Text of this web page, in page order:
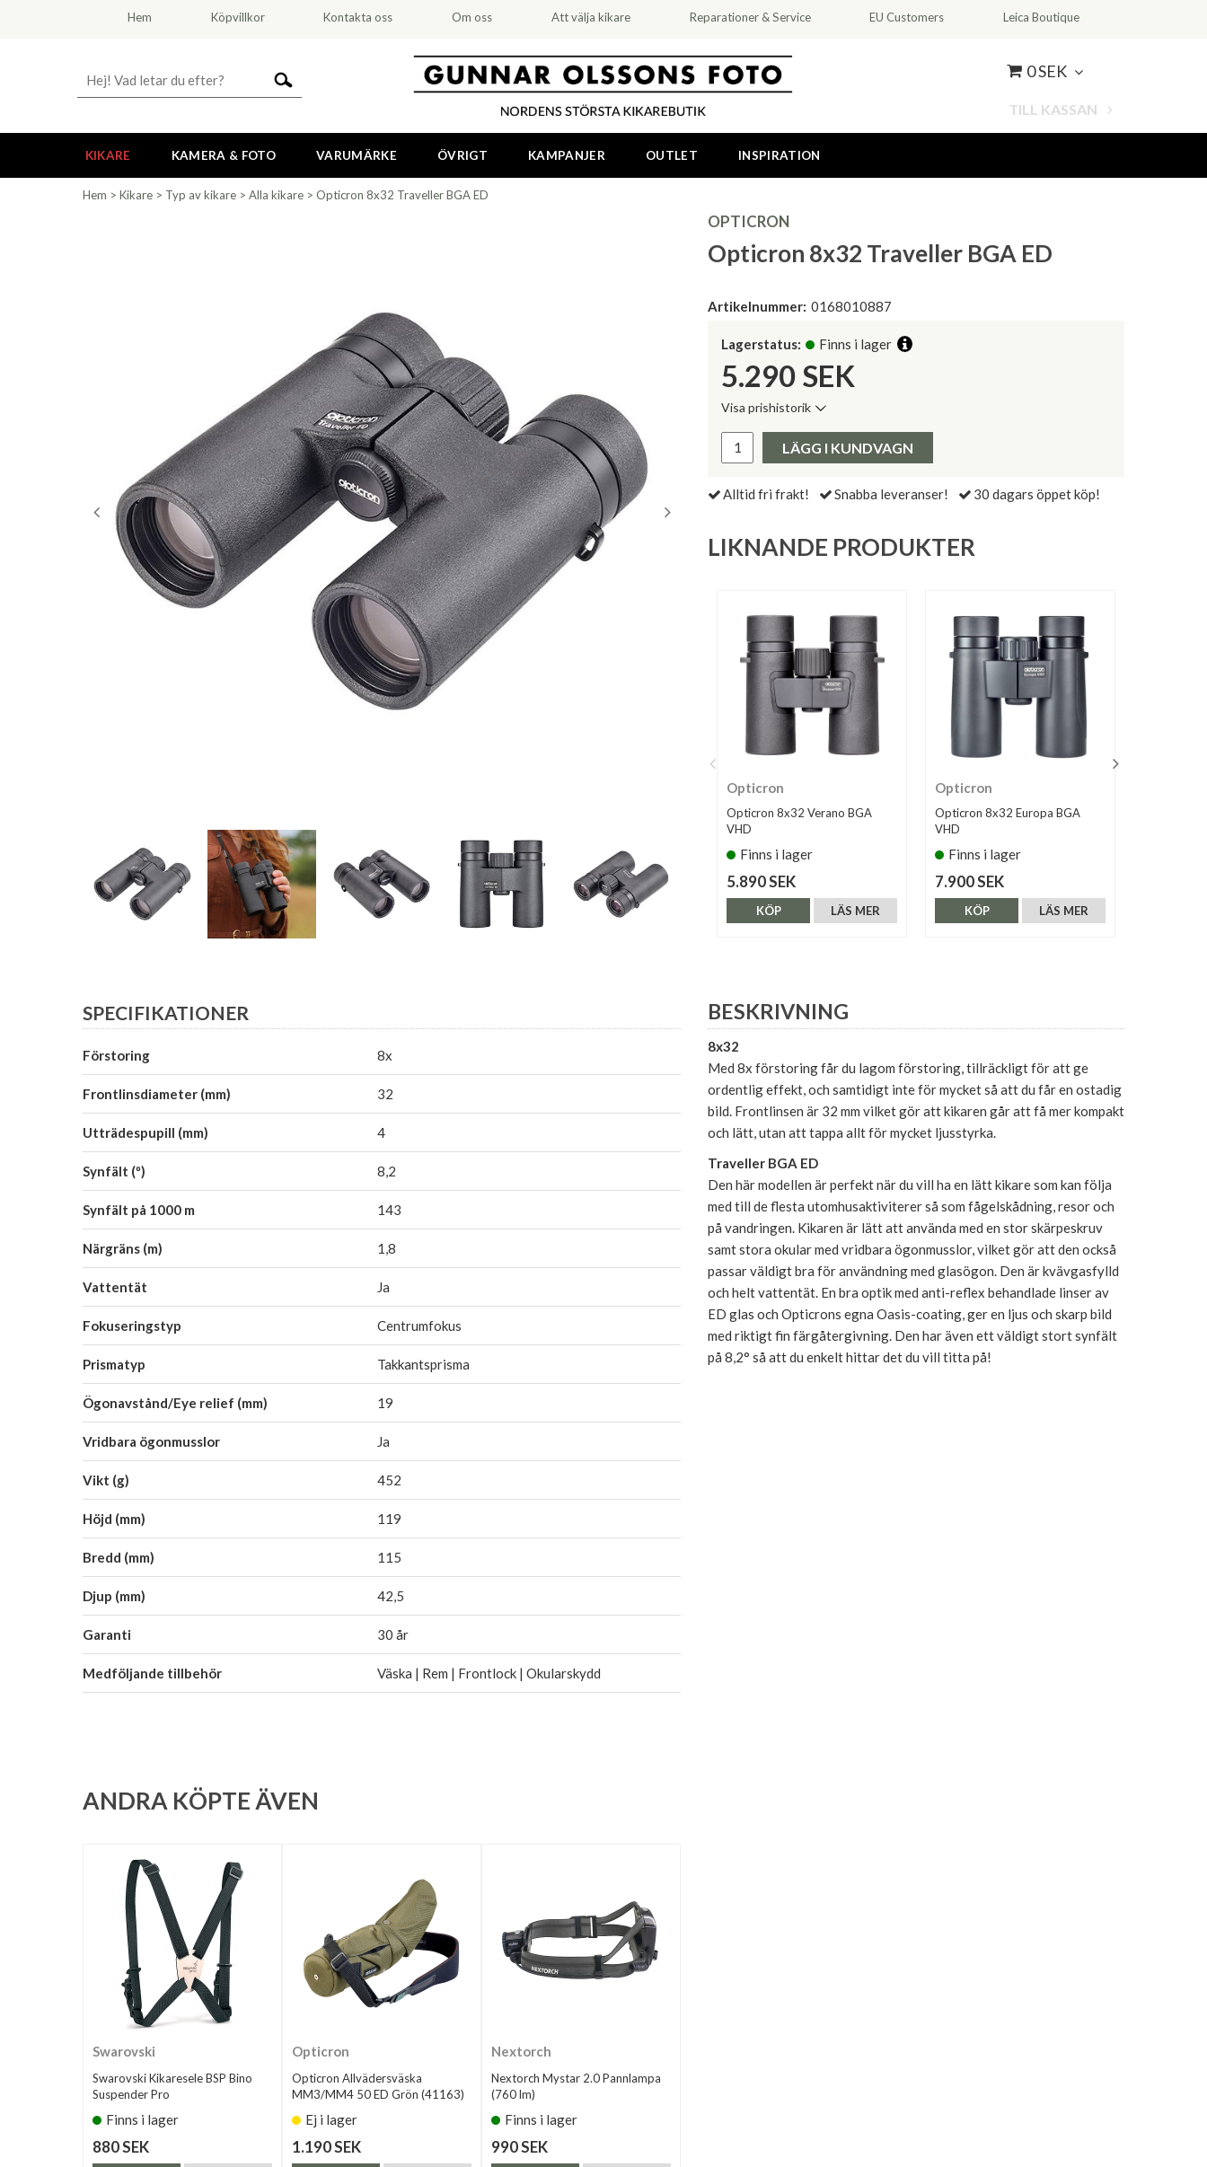
Hem Köpvillkor Kontakta oss Om oss Att välja kikare Reparationer & Service EU Customers Leica Boutique
0 SEK
TILL KASSAN
KIKARE KAMERA & FOTO VARUMÄRKE ÖVRIGT KAMPANJER OUTLET INSPIRATION
Hem > Kikare > Typ av kikare > Alla kikare > Opticron 8x32 Traveller BGA ED
OPTICRON
Opticron 8x32 Traveller BGA ED
Artikelnummer: 0168010887
Lagerstatus: Finns i lager
5.290 SEK
Visa prishistorik
Pris:
LÄGG I KUNDVAGN
Alltid fri frakt! Snabba leveranser! 30 dagars öppet köp!
LIKNANDE PRODUKTER
Opticron
Opticron 8x32 Verano BGA
VHD
Finns i lager
5.890 SEK
LÄS MER
KÖP
Opticron
Opticron 8x32 Europa BGA
VHD
Finns i lager
7.900 SEK
LÄS MER
KÖP
BESKRIVNING
8x32
Med 8x förstoring får du lagom förstoring, tillräckligt för att ge
ordentlig effekt, och samtidigt inte för mycket så att du får en ostadig
bild. Frontlinsen är 32 mm vilket gör att kikaren går att få mer kompakt
och lätt, utan att tappa allt för mycket ljusstyrka.
Traveller BGA ED
Den här modellen är perfekt när du vill ha en lätt kikare som kan följa
med till de flesta utomhusaktiviterer så som fågelskådning, resor och
på vandringen. Kikaren är lätt att använda med en stor skärpeskruv
samt stora okular med vridbara ögonmusslor, vilket gör att den också
passar väldigt bra för användning med glasögon. Den är kvävgasfylld
och helt vattentät. En bra optik med anti-reflex behandlade linser av
ED glas och Opticrons egna Oasis-coating, ger en ljus och skarp bild
med riktigt fin färgåtergivning. Den har även ett väldigt stort synfält
på 8,2° så att du enkelt hittar det du vill titta på!
SPECIFIKATIONER
Förstoring 8x
Frontlinsdiameter (mm) 32
Utträdespupill (mm) 4
Synfält (º) 8,2
Synfält på 1000 m 143
Närgräns (m) 1,8
Vattentät Ja
Fokuseringstyp Centrumfokus
Prismatyp Takkantsprisma
Ögonavstånd/Eye relief (mm) 19
Vridbara ögonmusslor Ja
Vikt (g) 452
Höjd (mm) 119
Bredd (mm) 115
Djup (mm) 42,5
Garanti 30 år
Medföljande tillbehör Väska | Rem | Frontlock | Okularskydd
ANDRA KÖPTE ÄVEN
Swarovski
Swarovski Kikaresele BSP Bino
Suspender Pro
Finns i lager
880 SEK
Opticron
Opticron Allvädersväska
MM3/MM4 50 ED Grön (41163)
Ej i lager
1.190 SEK
Nextorch
Nextorch Mystar 2.0 Pannlampa
(760 lm)
Finns i lager
990 SEK